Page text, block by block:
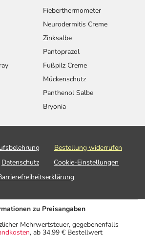
Fieberthermometer
Neurodermitis Creme
Zinksalbe
Pantoprazol
Fußpilz Creme
Mückenschutz
Panthenol Salbe
Bryonia
Bestellung widerrufen
Datenschutz
Cookie-Einstellungen
zu Preisangaben
Mehrwertsteuer, gegebenenfalls
, ab 34,99 € Bestellwert